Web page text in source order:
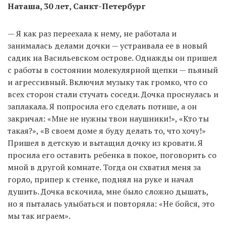
Наташа, 30 лет, Санкт-Петербург
— Я как раз переехала к нему, не работала и
занималась делами дочки — устраивала ее в новый
садик на Васильевском острове. Однажды он пришел
с работы в состоянии молекулярной щепки — пьяный
и агрессивный. Включил музыку так громко, что со
всех сторон стали стучать соседи. Дочка проснулась и
заплакала. Я попросила его сделать потише, а он
закричал: «Мне не нужны твои наушники!», «Кто ты
такая?», «В своем доме я буду делать то, что хочу!»
Пришел в детскую и вытащил дочку из кровати. Я
просила его оставить ребенка в покое, поговорить со
мной в другой комнате. Тогда он схватил меня за
горло, припер к стенке, поднял на руке и начал
душить. Дочка вскочила, мне было сложно дышать,
но я пыталась улыбаться и повторяла: «Не бойся, это
мы так играем».